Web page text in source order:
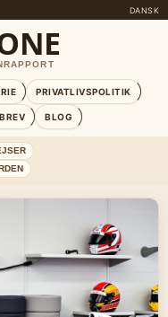
DANSK
PRIVATLIVSPOLITIK
BLOG